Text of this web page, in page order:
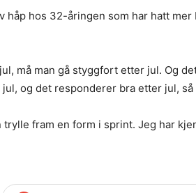
håp hos 32-åringen som har hatt
må man gå styggfort etter jul. Og
og det responderer bra etter jul, så
trylle fram en form i sprint. Jeg har